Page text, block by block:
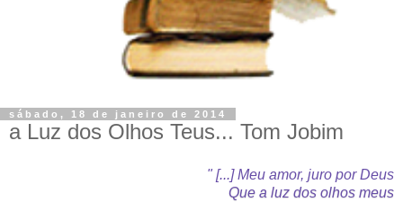
sábado, 18 de janeiro de 2014
a Luz dos Olhos Teus... Tom Jobim
" [...] Meu amor, juro por Deus
Que a luz dos olhos meus